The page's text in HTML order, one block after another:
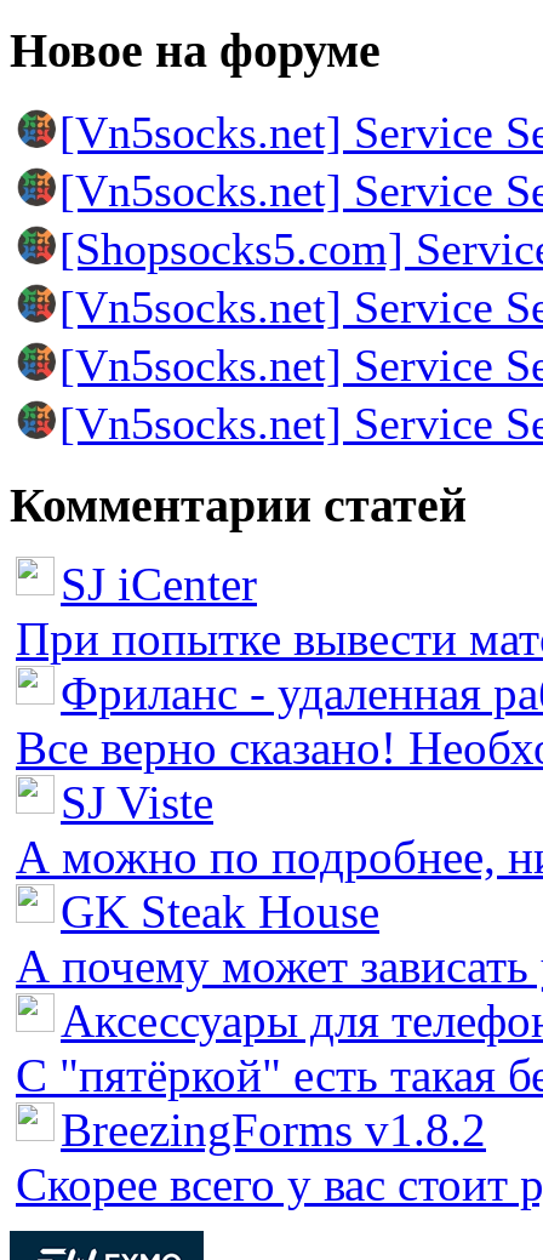
Новое на форуме
[Vn5socks.net] Service
[Vn5socks.net] Service
[Shopsocks5.com]
[Vn5socks.net] Service
[Vn5socks.net] Service
[Vn5socks.net] Service
Комментарии статей
SJ iCenter
При попытке вывести
Фриланс - удаленная
Все верно сказано!
SJ Viste
А можно по подробнее,
GK Steak House
А почему может зависать
Аксессуары для
С "пятёркой" есть такая
BreezingForms v1.8.2
Скорее всего у вас стоит